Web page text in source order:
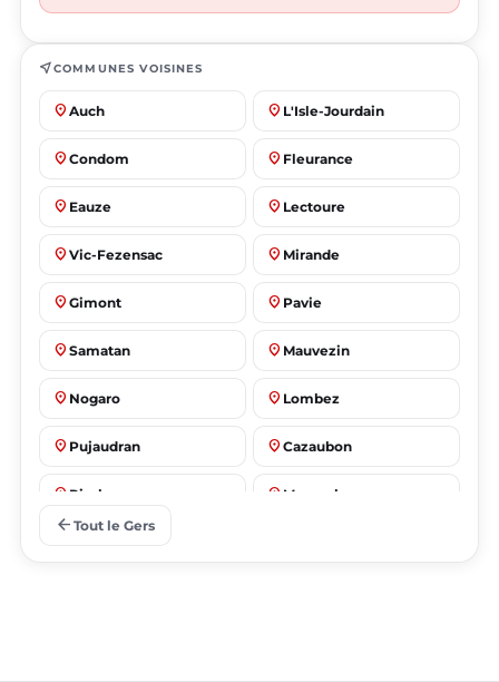
near_meCOMMUNES VOISINES
place Auch place L'Isle-Jourdain
place Condom place Fleurance
place Eauze place Lectoure
place Vic-Fezensac place Mirande
place Gimont place Pavie
place Samatan place Mauvezin
place Nogaro place Lombez
place Pujaudran place Cazaubon
place Riscle place Masseube
arrow_back Tout le Gers